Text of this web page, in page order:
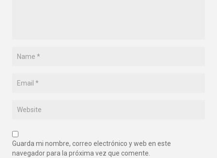
Guarda mi nombre, correo electrónico y web en este
navegador para la próxima vez que comente.